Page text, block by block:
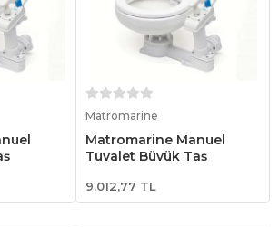
Matromarine
Matromarine Manuel
Tuvalet Büyük Taş
9.012,77 TL